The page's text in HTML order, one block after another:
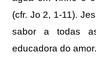
(cfr. Jo 2, 1-11).
sabor a todas
educadora do amor.